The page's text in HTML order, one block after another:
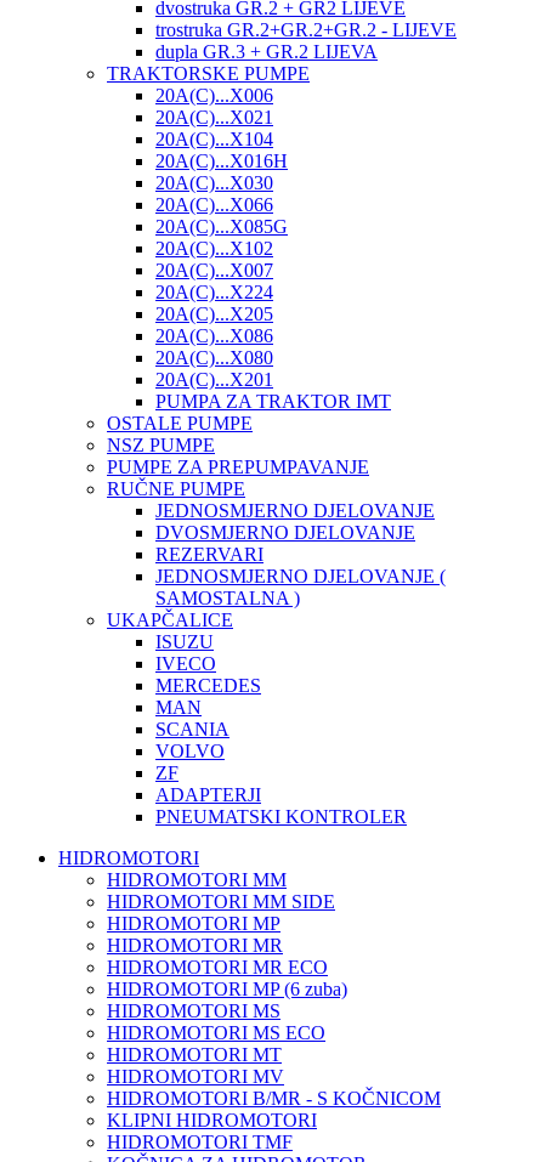
dvostruka GR.2 + GR2 LIJEVE
trostruka GR.2+GR.2+GR.2 - LIJEVE
dupla GR.3 + GR.2 LIJEVA
TRAKTORSKE PUMPE
20A(C)...X006
20A(C)...X021
20A(C)...X104
20A(C)...X016H
20A(C)...X030
20A(C)...X066
20A(C)...X085G
20A(C)...X102
20A(C)...X007
20A(C)...X224
20A(C)...X205
20A(C)...X086
20A(C)...X080
20A(C)...X201
PUMPA ZA TRAKTOR IMT
OSTALE PUMPE
NSZ PUMPE
PUMPE ZA PREPUMPAVANJE
RUČNE PUMPE
JEDNOSMJERNO DJELOVANJE
DVOSMJERNO DJELOVANJE
REZERVARI
JEDNOSMJERNO DJELOVANJE (
SAMOSTALNA )
UKAPČALICE
ISUZU
IVECO
MERCEDES
MAN
SCANIA
VOLVO
ZF
ADAPTERJI
PNEUMATSKI KONTROLER
HIDROMOTORI
HIDROMOTORI MM
HIDROMOTORI MM SIDE
HIDROMOTORI MP
HIDROMOTORI MR
HIDROMOTORI MR ECO
HIDROMOTORI MP (6 zuba)
HIDROMOTORI MS
HIDROMOTORI MS ECO
HIDROMOTORI MT
HIDROMOTORI MV
HIDROMOTORI B/MR - S KOČNICOM
KLIPNI HIDROMOTORI
HIDROMOTORI TMF